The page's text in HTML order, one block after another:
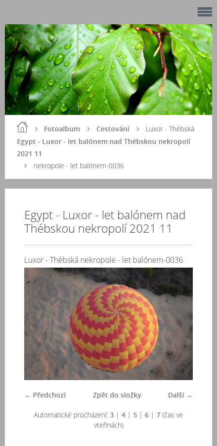
Fotoalbum
Cestování
Egypt - Luxor - let balónem nad Thébskou nekropolí
2021 11
Luxor - Thébská
nekropole - let balónem-0036
Egypt - Luxor - let balónem nad
Thébskou nekropolí 2021 11
Luxor - Thébská nekropole - let balónem-0036
← Předchozí Další →
Zpět do složky
Automatické procházení: 3 | 4 | 5 | 6 | 7 (čas ve
vteřinách)